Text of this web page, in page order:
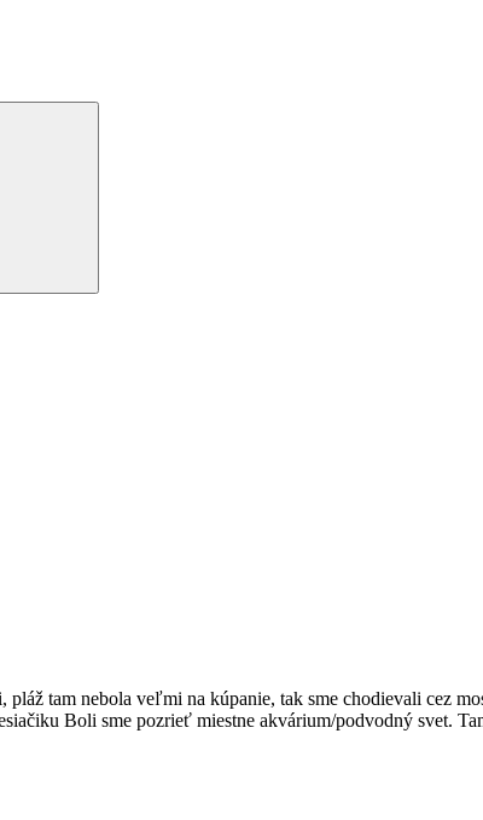
tam nebola veľmi na kúpanie, tak sme chodievali cez
Boli sme pozrieť miestne akvárium/podvodný svet.